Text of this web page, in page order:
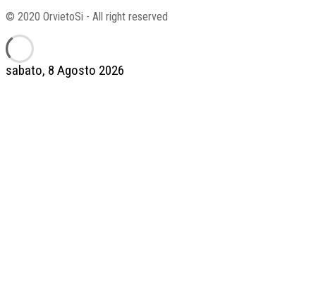
sabato, 8 Agosto 2026
© 2020 OrvietoSi - All right reserved